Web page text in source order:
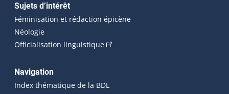
Sujets d’intérêt
Féminisation et rédaction épicène
Néologie
Officialisation linguistique(Cet hyperlien externe s'ouvrira
Navigation
Index thématique de la BDL